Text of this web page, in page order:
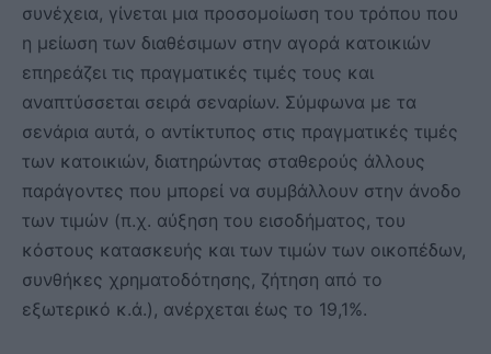
συνέχεια, γίνεται μια προσομοίωση του τρόπου που
η μείωση των διαθέσιμων στην αγορά κατοικιών
επηρεάζει τις πραγματικές τιμές τους και
αναπτύσσεται σειρά σεναρίων. Σύμφωνα με τα
σενάρια αυτά, ο αντίκτυπος στις πραγματικές τιμές
των κατοικιών, διατηρώντας σταθερούς άλλους
παράγοντες που μπορεί να συμβάλλουν στην άνοδο
των τιμών (π.χ. αύξηση του εισοδήματος, του
κόστους κατασκευής και των τιμών των οικοπέδων,
συνθήκες χρηματοδότησης, ζήτηση από το
εξωτερικό κ.ά.), ανέρχεται έως το 19,1%.